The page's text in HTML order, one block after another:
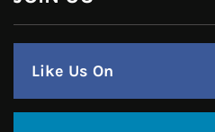
हमसे जुड़े !!
Facebook